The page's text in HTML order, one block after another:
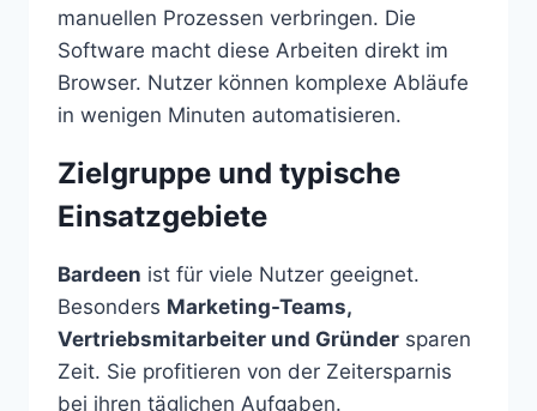
manuellen Prozessen verbringen. Die
Software macht diese Arbeiten direkt im
Browser. Nutzer können komplexe Abläufe
in wenigen Minuten automatisieren.
Zielgruppe und typische
Einsatzgebiete
Bardeen ist für viele Nutzer geeignet.
Besonders Marketing-Teams,
Vertriebsmitarbeiter und Gründer sparen
Zeit. Sie profitieren von der Zeitersparnis
bei ihren täglichen Aufgaben.